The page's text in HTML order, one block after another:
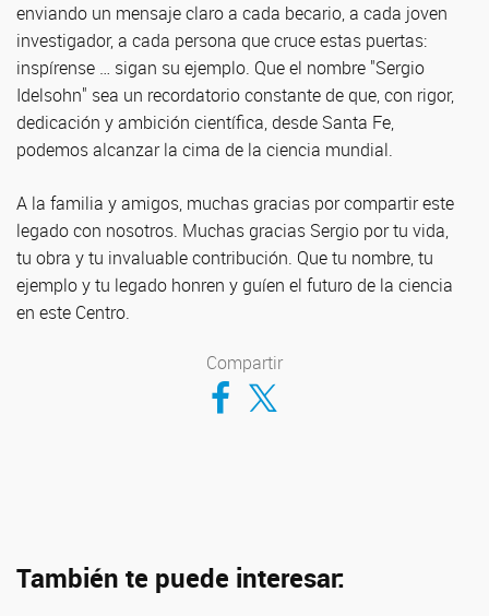
enviando un mensaje claro a cada becario, a cada joven
investigador, a cada persona que cruce estas puertas:
inspírense … sigan su ejemplo. Que el nombre "Sergio
Idelsohn" sea un recordatorio constante de que, con rigor,
dedicación y ambición científica, desde Santa Fe,
podemos alcanzar la cima de la ciencia mundial.
A la familia y amigos, muchas gracias por compartir este
legado con nosotros. Muchas gracias Sergio por tu vida,
tu obra y tu invaluable contribución. Que tu nombre, tu
ejemplo y tu legado honren y guíen el futuro de la ciencia
en este Centro.
Compartir
Compartir en Facebook
Compartir en Twitter
También te puede interesar: